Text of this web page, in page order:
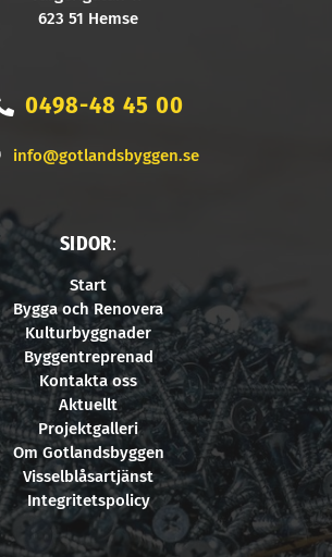
623 51 Hemse
0498-48 45 00
info@gotlandsbyggen.se
SIDOR:
Start
Bygga och Renovera
Kulturbyggnader
Byggentreprenad
Kontakta oss
Aktuellt
Projektgalleri
Om Gotlandsbyggen
Visselblåsartjänst
Integritetspolicy